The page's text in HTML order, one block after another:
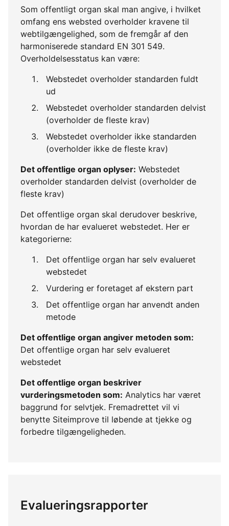
Som offentligt organ skal man angive, i hvilket
omfang ens websted overholder kravene til
webtilgængelighed, som de fremgår af den
harmoniserede standard EN 301 549.
Overholdelsesstatus kan være:
Webstedet overholder standarden fuldt
ud
Webstedet overholder standarden delvist
(overholder de fleste krav)
Webstedet overholder ikke standarden
(overholder ikke de fleste krav)
Det offentlige organ oplyser: Webstedet
overholder standarden delvist (overholder de
fleste krav)
Det offentlige organ skal derudover beskrive,
hvordan de har evalueret webstedet. Her er
kategorierne:
Det offentlige organ har selv evalueret
webstedet
Vurdering er foretaget af ekstern part
Det offentlige organ har anvendt anden
metode
Det offentlige organ angiver metoden som:
Det offentlige organ har selv evalueret
webstedet
Det offentlige organ beskriver
vurderingsmetoden som: Analytics har været
baggrund for selvtjek. Fremadrettet vil vi
benytte Siteimprove til løbende at tjekke og
forbedre tilgængeligheden.
Evalueringsrapporter